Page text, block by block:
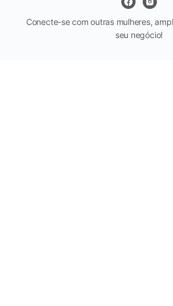
Conecte-se com outras mulheres,
seu negócio!